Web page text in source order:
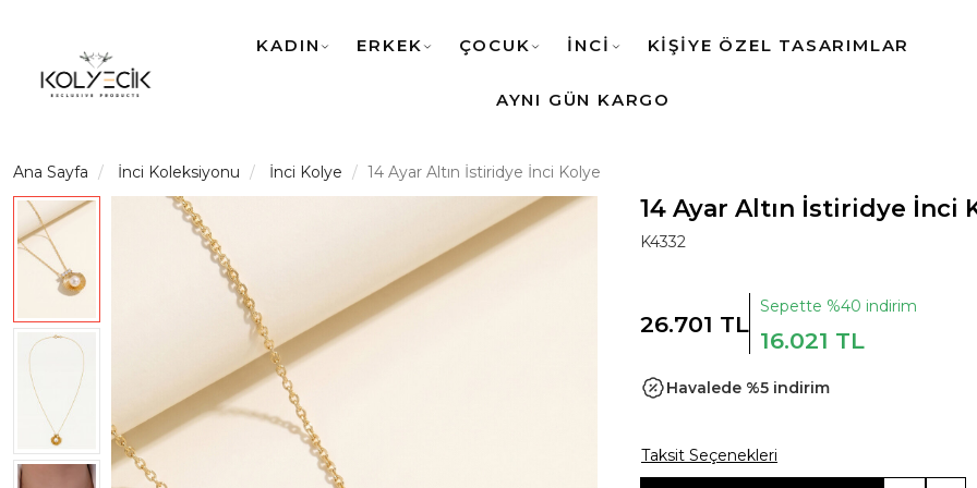
KADIN ERKEK ÇOCUK İNCİ KİŞİYE ÖZEL TASARIMLAR
AYNI GÜN KARGO
Ana Sayfa İnci Koleksiyonu İnci Kolye 14 Ayar Altın İstiridye İnci Kolye
14 Ayar Altın İstiridye İnci
K4332
26.701 TL
Sepette %40 indirim
16.021 TL
Havalede %5 indirim
Taksit Seçenekleri